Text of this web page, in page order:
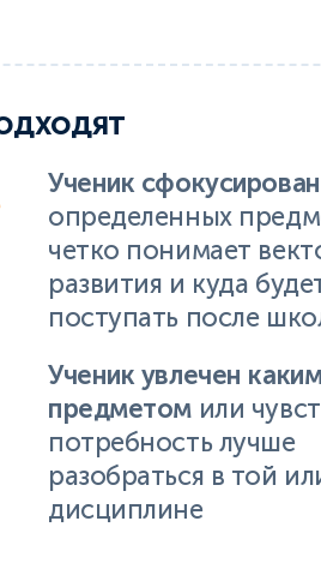
Ученик сфокусирован
определенных
четко понимает
развития и куда
поступать после
Ученик увлечен
предметом или
потребность лучше
разобраться в той
дисциплине